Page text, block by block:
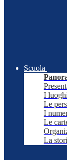
Scuola
I luoghi
Le
I
Le
La